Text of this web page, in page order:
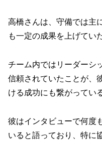
高橋さんは、守備では主
も一定の成果を上げてい
チーム内ではリーダーシ
信頼されていたことが、
ける成功にも繋がってい
彼はインタビューで何度
いると語っており、特に